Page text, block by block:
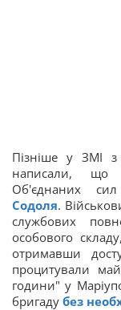
Пізніше у ЗМІ
написали, що
Об'єднаних
Содоля.
службових
особового
отримавши
процитували
години" у
бригаду без